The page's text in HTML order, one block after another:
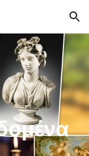
Skip to navigation